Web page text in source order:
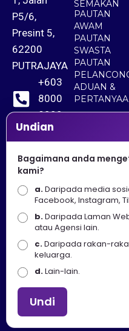
P5/6,
Presint 5,
62200
PUTRAJAYA
+603
8000
8000
+603
8891
7100
SEMAKAN
PAUTAN
AWAM
PAUTAN
SWASTA
PAUTAN
ADUAN &
Penafian : Kerajaan
Pelancongan Seni dan
bertanggungjawab atas
disebabkan oleh
yang diperolehi dari portal ini.
Hakcipta © 2025
DAN BUDAYA. | Hak Cipta
Undian
Bagaimana anda
kami?
a.Daripada media
Facebook, Instagram,
b.Daripada Laman
atau Agensi lain.
c.Daripada rakan-
keluarga.
d.Lain-lain.
Undi
Apa Khabar! Selamat
Pelancongan, Seni dan Budaya